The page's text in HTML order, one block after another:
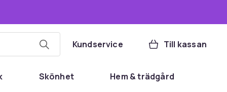
Kundservice Till kassan
Skönhet Hem & trädgård